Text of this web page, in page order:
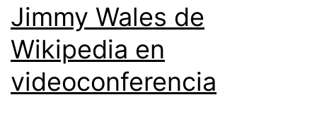
Jimmy Wales de
Wikipedia en
videoconferencia